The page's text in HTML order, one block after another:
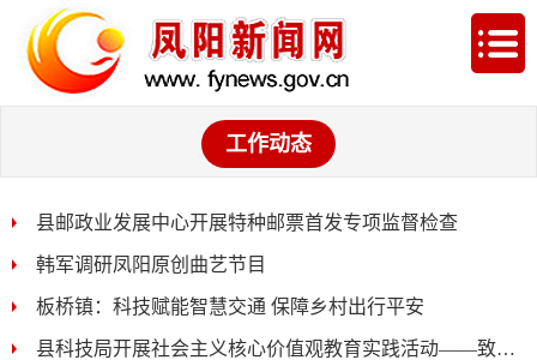
工作动态
县邮政业发展中心开展特种邮票首发专项监督检查
韩军调研凤阳原创曲艺节目
板桥镇：科技赋能智慧交通 保障乡村出行平安
县科技局开展社会主义核心价值观教育实践活动——致敬王...